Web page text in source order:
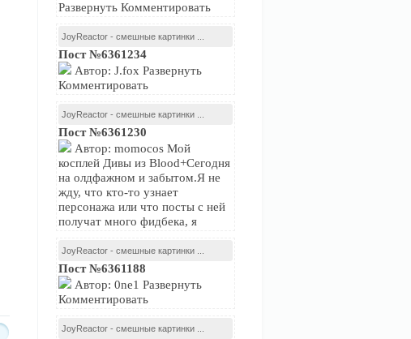
Развернуть Комментировать
JoyReactor - смешные картинки ...
Пост №6361234
Автор: J.fox Развернуть
Комментировать
JoyReactor - смешные картинки ...
Пост №6361230
Автор: momocos Мой
косплей Дивы из Blood+Сегодня
на олдфажном и забытом.Я не
жду, что кто-то узнает
персонажа или что посты с ней
получат много фидбека, я
JoyReactor - смешные картинки ...
Пост №6361188
Автор: 0ne1 Развернуть
Комментировать
JoyReactor - смешные картинки ...